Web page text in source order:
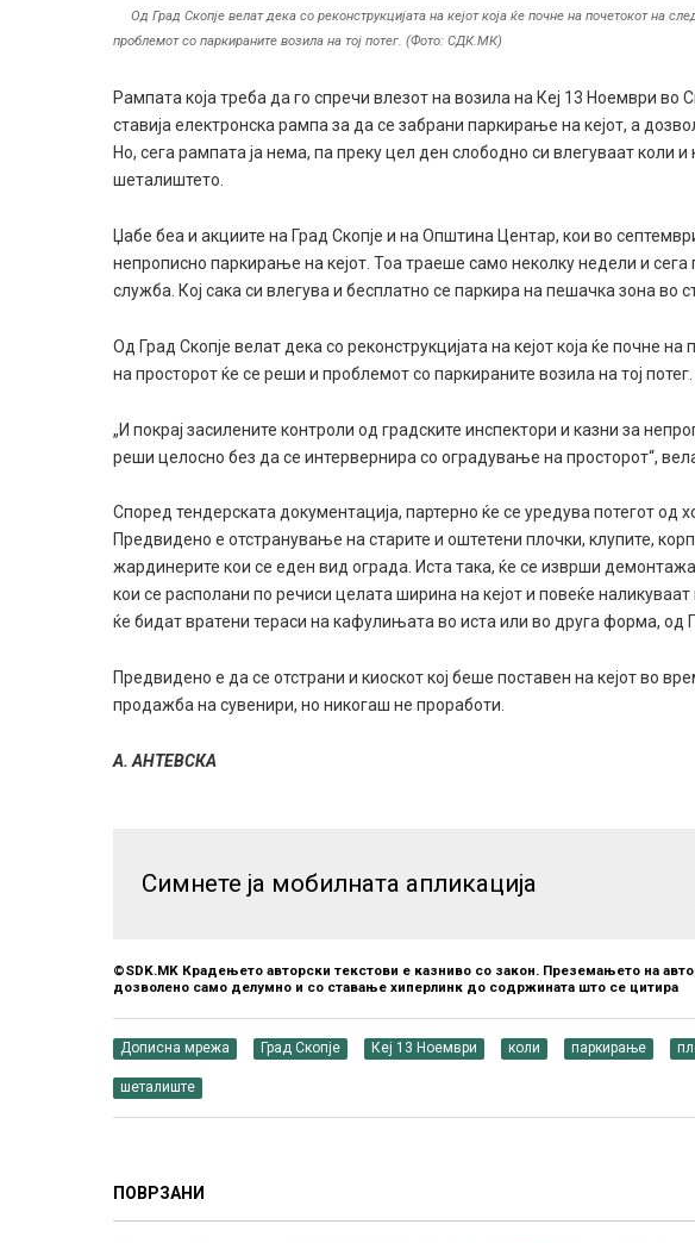
Од Град Скопје велат дека со реконструкцијата на кејот која ќе почне на почетокот на
проблемот со паркираните возила на тој потег. (Фото: СДК.МК)
Рампата која треба да го спречи влезот на возила на Кеј 13 Ноември во
ставија електронска рампа за да се забрани паркирање на кејот, а
Но, сега рампата ја нема, па преку цел ден слободно си влегуваат коли
шеталиштето.
Џабе беа и акциите на Град Скопје и на Општина Центар, кои во
непрописно паркирање на кејот. Тоа траеше само неколку недели и сега
служба. Кој сака си влегува и бесплатно се паркира на пешачка зона во
Од Град Скопје велат дека со реконструкцијата на кејот која ќе почне
на просторот ќе се реши и проблемот со паркираните возила на тој потег.
„И покрај засилените контроли од градските инспектори и казни за
реши целосно без да се интервернира со оградување на просторот“,
Според тендерската документација, партерно ќе се уредува потегот од
Предвидено е отстранување на старите и оштетени плочки, клупите,
жардинерите кои се еден вид ограда. Иста така, ќе се изврши
кои се располани по речиси целата ширина на кејот и повеќе
ќе бидат вратени тераси на кафулињата во иста или во друга форма, од
Предвидено е да се отстрани и киоскот кој беше поставен на кејот во
продажба на сувенири, но никогаш не проработи.
А. АНТЕВСКА
Симнете ја мобилната апликација
©SDK.MK Крадењето авторски текстови е казниво со закон. Преземањето на
дозволено само делумно и со ставање хиперлинк до содржината што се цитира
Дописна мрежа Град Скопје Кеј 13 Ноември коли паркирање
шеталиште
ПОВРЗАНИ